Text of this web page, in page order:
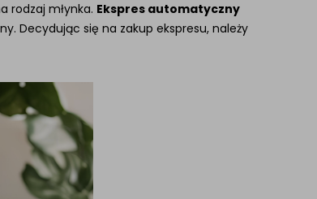
rodzaj młynka. Ekspres automatyczny
Decydując się na zakup ekspresu, należy